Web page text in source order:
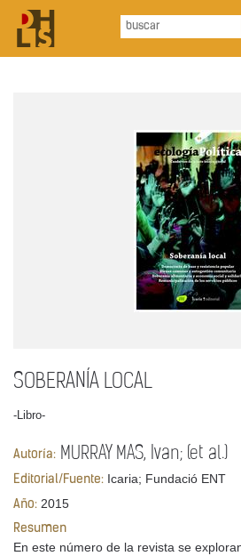
SOBERANÍA LOCAL
-Libro-
Autoría: MURRAY MAS, Ivan; (et al.)
Editorial/Fuente: Icaria; Fundació ENT
Año: 2015
Resumen
En este número de la revista se